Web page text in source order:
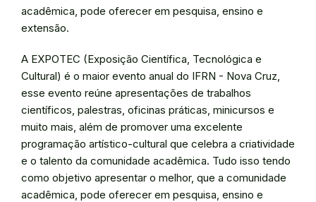
acadêmica, pode oferecer em pesquisa, ensino e
extensão.
A EXPOTEC (Exposição Científica, Tecnológica e
Cultural) é o maior evento anual do IFRN - Nova Cruz,
esse evento reúne apresentações de trabalhos
científicos, palestras, oficinas práticas, minicursos e
muito mais, além de promover uma excelente
programação artístico-cultural que celebra a criatividade
e o talento da comunidade acadêmica. Tudo isso tendo
como objetivo apresentar o melhor, que a comunidade
acadêmica, pode oferecer em pesquisa, ensino e